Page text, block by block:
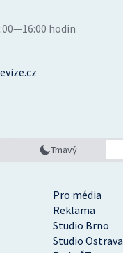
Pro média
Reklama
Studio Brno
Studio Ostrava
hodin
Tmavý